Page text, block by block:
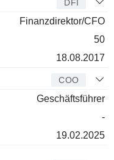
DFI
Finanzdirektor/CFO
50
18.08.2017
COO
Geschäftsführer
-
19.02.2025